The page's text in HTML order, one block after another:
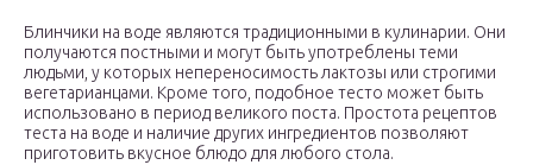
Блинчики на воде являются традиционными в кулинарии. Они
получаются постными и могут быть употреблены теми
людьми, у которых непереносимость лактозы или строгими
вегетарианцами. Кроме того, подобное тесто может быть
использовано в период великого поста. Простота рецептов
теста на воде и наличие других ингредиентов позволяют
приготовить вкусное блюдо для любого стола.